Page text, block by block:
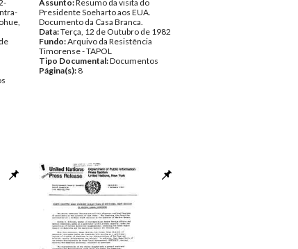
Assunto:Resumo da visita do
Presidente Soeharto aos EUA.
Documento da Casa Branca.
Data:Terça, 12 de Outubro de 1982
Fundo:Arquivo da Resistência
Timorense - TAPOL
Tipo Documental:Documentos
Página(s): 8